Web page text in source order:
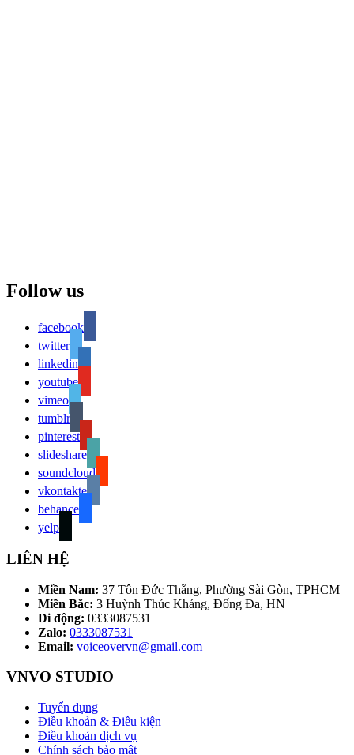
Follow us
facebook
twitter
linkedin
youtube
vimeo
tumblr
pinterest
slideshare
soundcloud
vkontakte
behance
yelp
LIÊN HỆ
Miền Nam: 37 Tôn Đức Thắng, Phường Sài Gòn, TPHCM
Miền Bắc: 3 Huỳnh Thúc Kháng, Đống Đa, HN
Di động: 0333087531
Zalo: 0333087531
Email: voiceovervn@gmail.com
VNVO STUDIO
Tuyển dụng
Điều khoản & Điều kiện
Điều khoản dịch vụ
Chính sách bảo mật